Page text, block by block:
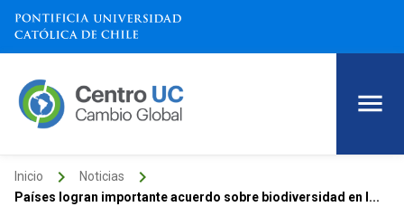
Inicio keyboard_arrow_right Noticias keyboard_arrow_right
Países logran importante acuerdo sobre biodiversidad en l...